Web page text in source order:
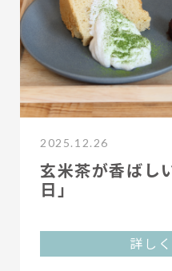
2025.12.26
玄米茶が香ばし
日」
詳し